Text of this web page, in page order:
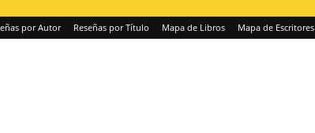
por Autor Reseñas por Título Mapa de Libros Mapa de Escritores